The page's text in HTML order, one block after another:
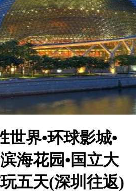
世界•环球影城•
海花园•国立大
五天(深圳往返)